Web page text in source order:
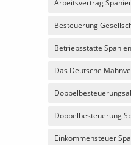
Arbeitsvertrag
Besteuerung
Betriebsstätte Spanien
Das Deutsche
Doppelbesteuerung
Einkommensteuer